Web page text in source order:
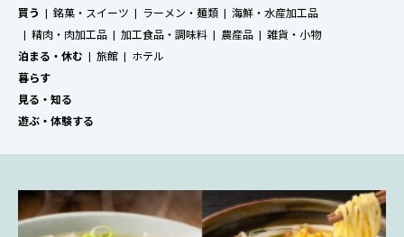
買う
銘菓・スイーツ ラーメン・麺類
海鮮・水産加工品
精肉・肉加工品
加工食品・調味料 農産品
雑貨・小物
泊まる・休む
旅館
ホテル
暮らす
見る・知る
遊ぶ・体験する